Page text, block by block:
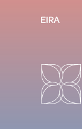
EIRA